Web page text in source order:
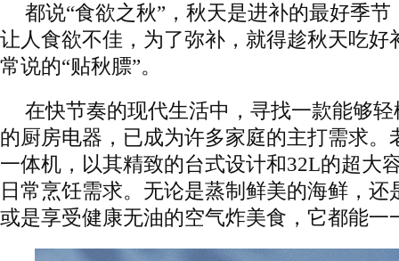
都说“食欲之秋”，秋天是进补的最好季
让人食欲不佳，为了弥补，就得趁秋天吃好
常说的“贴秋膘”。
在快节奏的现代生活中，寻找一款能够
的厨房电器，已成为许多家庭的主打需求。
一体机，以其精致的台式设计和32L的超大
日常烹饪需求。无论是蒸制鲜美的海鲜，还
或是享受健康无油的空气炸美食，它都能一